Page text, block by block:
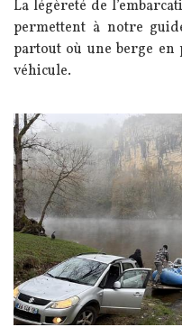
La légèreté de
permettent à notre
partout où une berge en
véhicule.
Image